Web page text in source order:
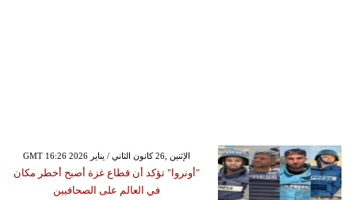
GMT 16:26 2026 الإثنين ,26 كانون الثاني / يناير
"أونروا" تؤكد أن قطاع غزة أصبح أخطر مكان
في العالم على الصحافيين